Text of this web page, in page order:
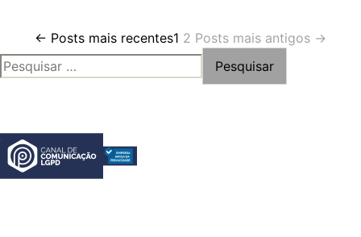
Paginação
de
← Posts mais recentes1 2 Posts mais antigos →
PESQUISAR
POR: